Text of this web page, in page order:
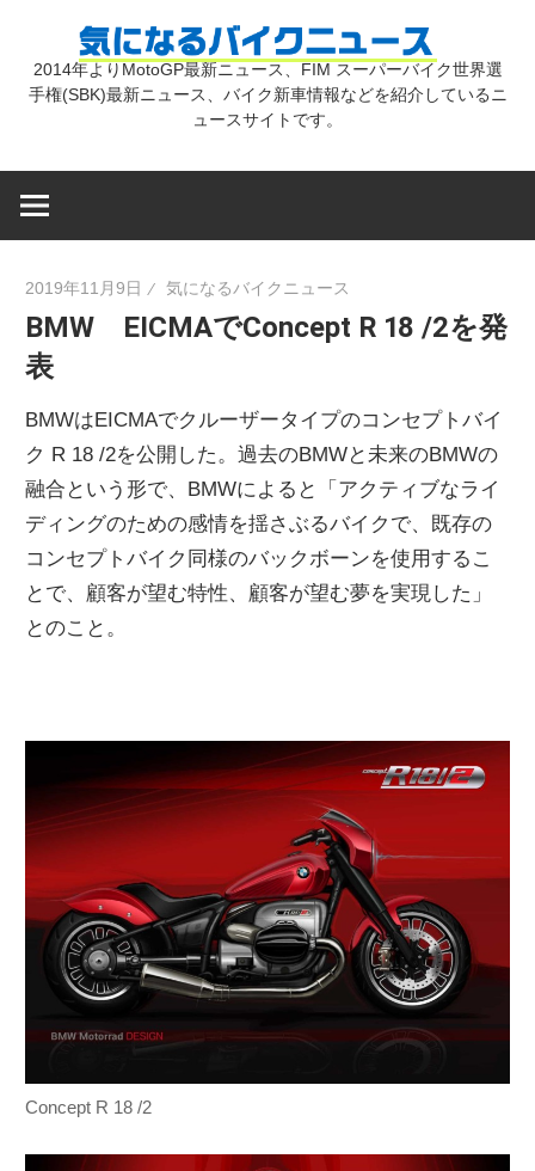
気
バ
イ
ク
ニ
ー
ス
2014年よりMotoGP最新ニュース、FIM スーパーバイク世界選
手権(SBK)最新ニュース、バイク新車情報などを紹介しているニ
ュースサイトです。
2019年11月9日 気になるバイクニュース
BMW EICMAでConcept R 18 /2を発
表
BMWはEICMAでクルーザータイプのコンセプトバイ
ク R 18 /2を公開した。過去のBMWと未来のBMWの
融合という形で、BMWによると「アクティブなライ
ディングのための感情を揺さぶるバイクで、既存の
コンセプトバイク同様のバックボーンを使用するこ
とで、顧客が望む特性、顧客が望む夢を実現した」
とのこと。
Concept R 18 /2